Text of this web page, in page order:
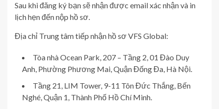
Sau khi đăng ký bạn sẽ nhận được email xác nhận và in
lịch hẹn đến nộp hồ sơ.
Địa chỉ Trung tâm tiếp nhận hồ sơ VFS Global:
Tòa nhà Ocean Park, 207 – Tầng 2, 01 Đào Duy
Anh, Phường Phương Mai, Quận Đống Đa, Hà Nội.
Tầng 21, LIM Tower, 9-11 Tôn Đức Thắng, Bến
Nghé, Quận 1, Thành Phố Hồ Chí Minh.